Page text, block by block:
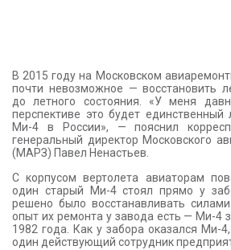
В 2015 году на Московском
почти невозможное — восстановить
до летного состояния. «У меня
перспективе это будет
Ми-4 в России», — пояснил
генеральный директор Московского
(МАРЗ) Павел Ненастьев.
С корпусом вертолета авиаторам
один старый Ми-4 стоял прямо у
решено было восстанавливать
опыт их ремонта у завода есть — Ми-4
1982 года. Как у забора оказался Ми-
один действующий сотрудник